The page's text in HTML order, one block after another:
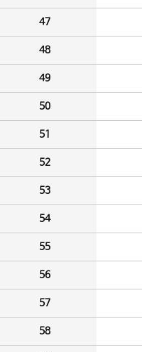
47
48
49
50
51
52
53
54
55
56
57
58